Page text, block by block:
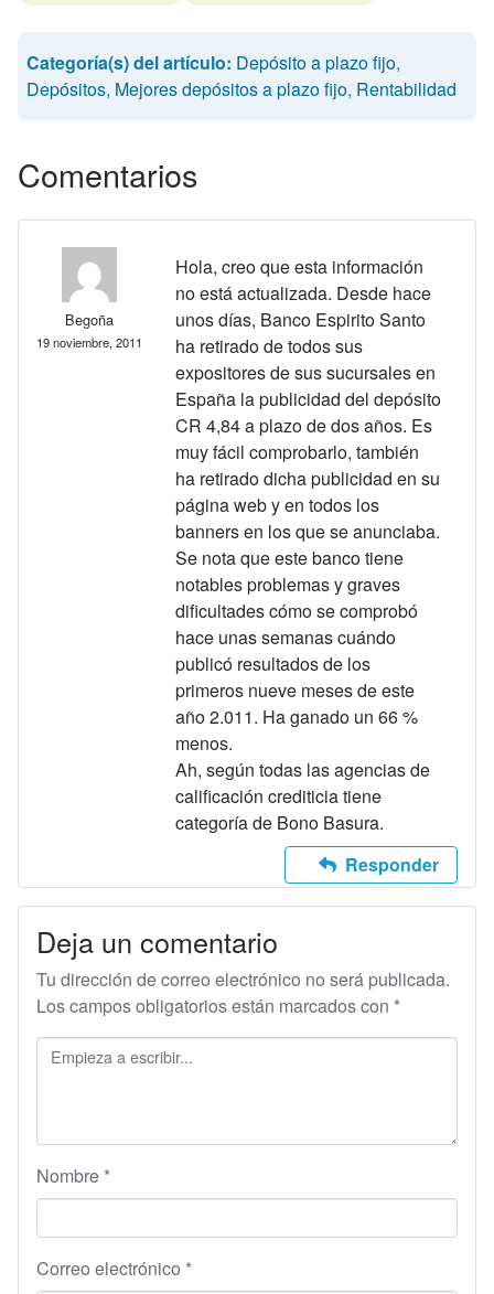
Categoría(s) del artículo: Depósito a plazo fijo,
Depósitos, Mejores depósitos a plazo fijo, Rentabilidad
Comentarios
Begoña
19 noviembre, 2011
Hola, creo que esta información
no está actualizada. Desde hace
unos días, Banco Espirito Santo
ha retirado de todos sus
expositores de sus sucursales en
España la publicidad del depósito
CR 4,84 a plazo de dos años. Es
muy fácil comprobarlo, también
ha retirado dicha publicidad en su
página web y en todos los
banners en los que se anunciaba.
Se nota que este banco tiene
notables problemas y graves
dificultades cómo se comprobó
hace unas semanas cuándo
publicó resultados de los
primeros nueve meses de este
año 2.011. Ha ganado un 66 %
menos.
Ah, según todas las agencias de
calificación crediticia tiene
categoría de Bono Basura.
Responder
Deja un comentario
Tu dirección de correo electrónico no será publicada.
Los campos obligatorios están marcados con *
Nombre *
Correo electrónico *